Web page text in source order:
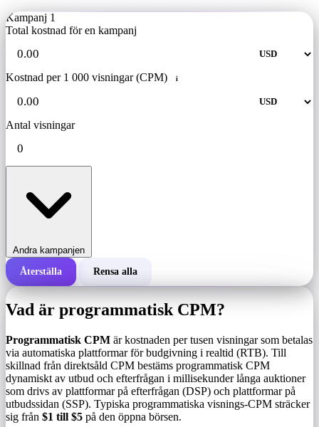
Kampanj 1
Total kostnad för en kampanj
Kostnad per 1 000 visningar (CPM) i
Antal visningar
Andra kampanjen
Total kostnad för en kampanj
Antal visningar
Återställa Rensa alla
Vad är programmatisk CPM?
Programmatisk CPM är kostnaden per tusen visningar som betalas
via automatiska plattformar för budgivning i realtid (RTB). Till
skillnad från direktsåld CPM bestäms programmatisk CPM
dynamiskt av utbud och efterfrågan i millisekunder långa auktioner
som drivs av plattformar på efterfrågan (DSP) och plattformar på
utbudssidan (SSP). Typiska programmatiska visnings-CPM sträcker
sig från $1 till $5 på den öppna börsen.